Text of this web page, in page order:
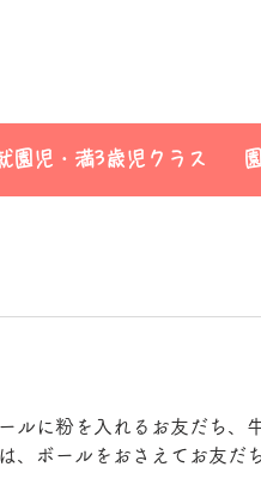
園児・満3歳児クラス
ルに粉を入れるお友だち、
、ボールをおさえてお友だ